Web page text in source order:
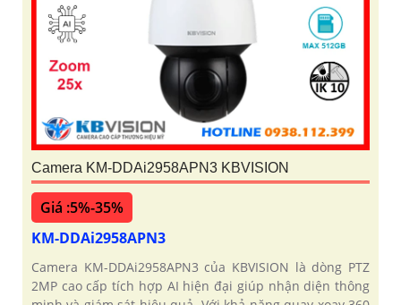
Camera KM-DDAi2958APN3 KBVISION
Giá :5%-35%
KM-DDAi2958APN3
Camera KM-DDAi2958APN3 của KBVISION là dòng PTZ
2MP cao cấp tích hợp AI hiện đại giúp nhận diện thông